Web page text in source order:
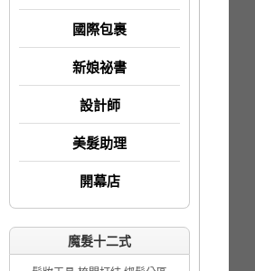
國際包裹
新娘祕書
設計師
美髮助理
開幕店
魔髮十二式